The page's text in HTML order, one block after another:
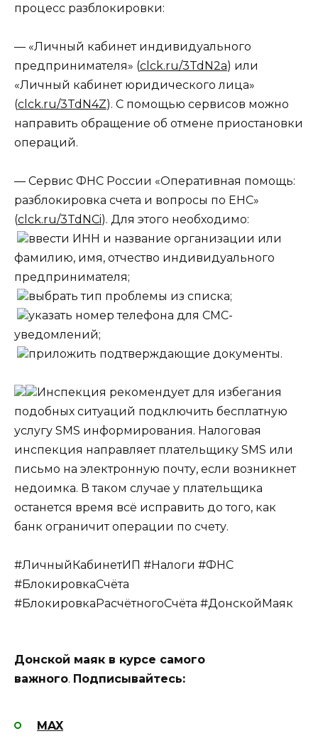
процесс разблокировки:
— «Личный кабинет индивидуального
предпринимателя» (clck.ru/3TdN2a) или
«Личный кабинет юридического лица»
(clck.ru/3TdN4Z). С помощью сервисов можно
направить обращение об отмене приостановки
операций.
— Сервис ФНС России «Оперативная помощь:
разблокировка счета и вопросы по ЕНС»
(clck.ru/3TdNCi). Для этого необходимо:
ввести ИНН и название организации или
фамилию, имя, отчество индивидуального
предпринимателя;
выбрать тип проблемы из списка;
указать номер телефона для СМС-
уведомлений;
приложить подтверждающие документы.
Инспекция рекомендует для избегания
подобных ситуаций подключить бесплатную
услугу SMS информирования. Налоговая
инспекция направляет плательщику SMS или
письмо на электронную почту, если возникнет
недоимка. В таком случае у плательщика
останется время всё исправить до того, как
банк ограничит операции по счету.
#ЛичныйКабинетИП #Налоги #ФНС
#БлокировкаСчёта
#БлокировкаРасчётногоСчёта #ДонскойМаяк
Донской маяк в курсе самого
важного. Подписывайтесь:
MAX